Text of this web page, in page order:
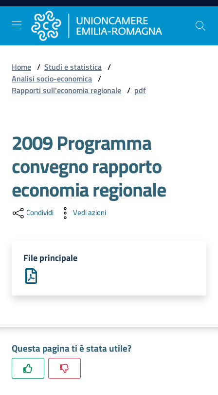
Vai al contenuto
Vai alla navigazione
Vai al footer
Comunicazione
e
Studi
e
Statistica
al
Promozione
Internazionalizzazione
Imprese
Home / Studi e statistica /
Analisi socio-economica /
Rapporti sull'economia regionale / pdf
2009 Programma
convegno rapporto
economia regionale
Condividi Vedi azioni
File principale
Questa pagina ti è stata utile?